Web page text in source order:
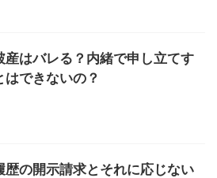
産はバレる？内緒で申し立てす
はできないの？
歴の開示請求とそれに応じない